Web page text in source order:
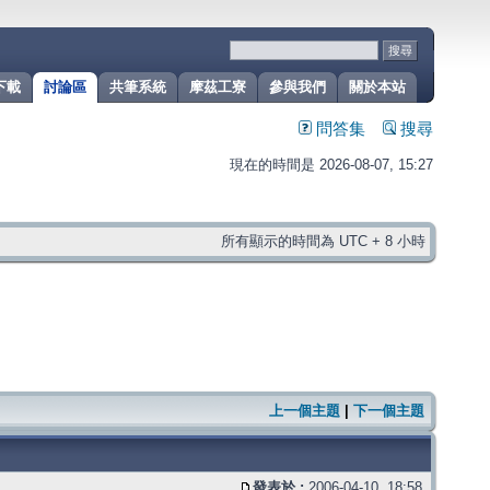
關於本站
參與我們
摩茲工寮
共筆系統
討論區
載
問答集 搜尋
現在的時間是 2026-08-07, 15:27
所有顯示的時間為 UTC + 8 小時
上一個主題 下一個主題